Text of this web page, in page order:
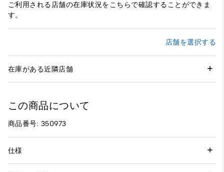
ご利用される店舗の在庫状況をこちらで確認することができま
す。
店舗を選択する
在庫がある近隣店舗
この商品について
商品番号: 350973
仕様